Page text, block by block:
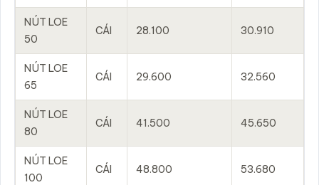
NÚT LOE
50
CÁI 28.100 30.910
NÚT LOE
65
CÁI 29.600 32.560
NÚT LOE
80
CÁI 41.500 45.650
NÚT LOE
100
CÁI 48.800 53.680